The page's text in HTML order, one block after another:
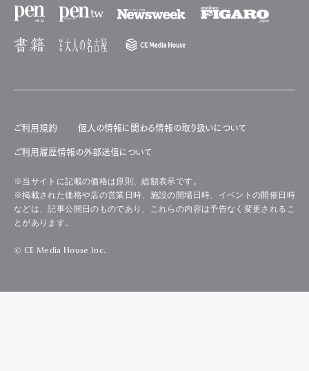
ご利用規約 個人の情報に関わる情報の取り扱いについて
ご利用履歴情報の外部送信について
※当サイトに記載の価格は原則、総額表示です。
※掲載された価格や店の営業日時、施設の開場日時、イベントの開催日時
などは、記事公開日のものであり、これらの内容は予告なく変更されるこ
とがあります。
© CE Media House Inc.